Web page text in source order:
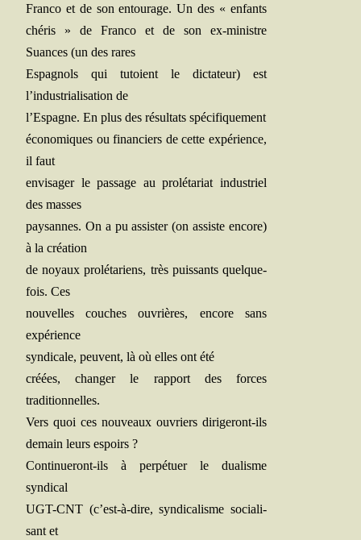
Fran­co et de son entou­rage. Un des « enfants
ché­ris » de Fran­co et de son ex-ministre
Suances (un des rares
Espa­gnols qui tutoient le dic­ta­teur) est
l’industrialisation de
l’Espagne. En plus des résul­tats spécifiquement
éco­no­miques ou finan­ciers de cette expé­rience,
il faut
envi­sa­ger le pas­sage au pro­lé­ta­riat indus­triel
des masses
pay­sannes. On a pu assis­ter (on assiste encore)
à la création
de noyaux pro­lé­ta­riens, très puis­sants quel­que­
fois. Ces
nou­velles couches ouvrières, encore sans
expérience
syn­di­cale, peuvent, là où elles ont été
créées, chan­ger le rap­port des forces
traditionnelles.
Vers quoi ces nou­veaux ouvriers diri­ge­ront-ils
demain leurs espoirs ?
Conti­nue­ront-ils à per­pé­tuer le dua­lisme
syndical
UGT-CNT (c’est-à-dire, syn­di­ca­lisme socia­li­
sant et